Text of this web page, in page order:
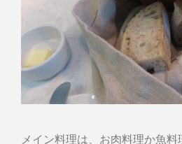
メイン料理は、お肉料理か魚